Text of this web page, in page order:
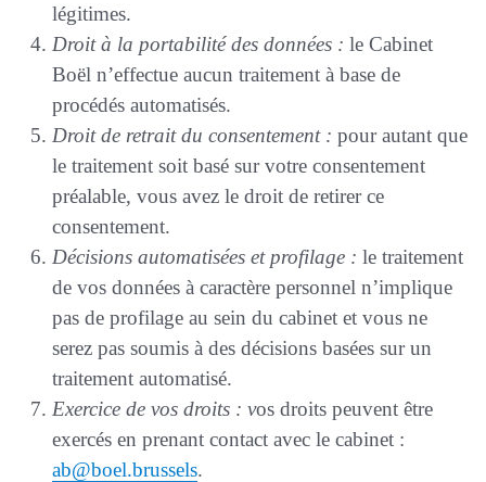
légitimes.
Droit à la portabilité des données : le Cabinet
Boël n’effectue aucun traitement à base de
procédés automatisés.
Droit de retrait du consentement : pour autant que
le traitement soit basé sur votre consentement
préalable, vous avez le droit de retirer ce
consentement.
Décisions automatisées et profilage : le traitement
de vos données à caractère personnel n’implique
pas de profilage au sein du cabinet et vous ne
serez pas soumis à des décisions basées sur un
traitement automatisé.
Exercice de vos droits : vos droits peuvent être
exercés en prenant contact avec le cabinet :
ab@boel.brussels.